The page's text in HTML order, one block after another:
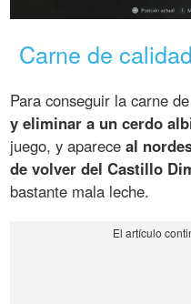
Carne de calidad
Para conseguir la carne
y eliminar a un cerdo
juego, y apareceal
de volver del Castillo
bastante mala leche.